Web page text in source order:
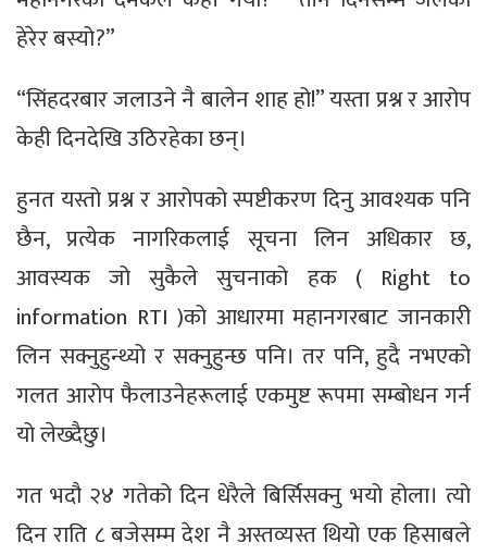
हेरेर बस्यो?”
“सिंहदरबार जलाउने नै बालेन शाह हो!” यस्ता प्रश्न र आरोप
केही दिनदेखि उठिरहेका छन्।
हुनत यस्तो प्रश्न र आरोपको स्पष्टीकरण दिनु आवश्यक पनि
छैन, प्रत्येक नागरिकलाई सूचना लिन अधिकार छ,
आवस्यक जो सुकैले सुचनाको हक ( Right to
information RTI )को आधारमा महानगरबाट जानकारी
लिन सक्नुहुन्थ्यो र सक्नुहुन्छ पनि। तर पनि, हुदै नभएको
गलत आरोप फैलाउनेहरूलाई एकमुष्ट रूपमा सम्बोधन गर्न
यो लेख्दैछु।
गत भदौ २४ गतेको दिन धेरैले बिर्सिसक्नु भयो होला। त्यो
दिन राति ८ बजेसम्म देश नै अस्तव्यस्त थियो एक हिसाबले